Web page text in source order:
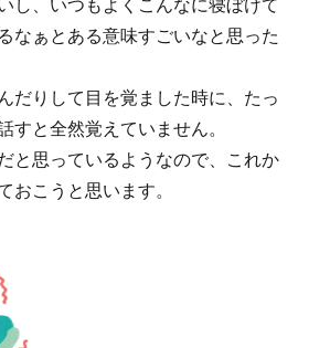
し、いつもよくこんなに寝ぼけて
なぁとある意味すごいなと思った
だりして目を覚ました時に、たっ
すと全然覚えていません。
と思っているようなので、これか
おこうと思います。